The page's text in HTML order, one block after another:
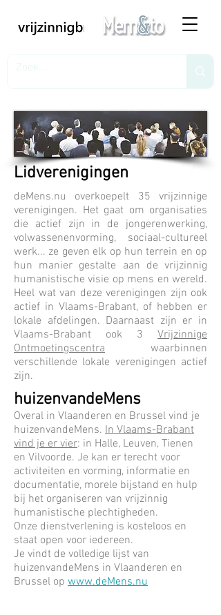
Lidverenigingen
deMens.nu overkoepelt 35 vrijzinnige
verenigingen. Het gaat om organisaties
die actief zijn in de jongerenwerking,
volwassenenvorming, sociaal-cultureel
werk... ze geven elk op hun terrein en op
hun manier gestalte aan de vrijzinnig
humanistische visie op mens en wereld.
Heel wat van deze verenigingen zijn ook
actief in Vlaams-Brabant, of hebben er
lokale afdelingen. Daarnaast zijn er in
Vlaams-Brabant ook 3 Vrijzinnige
Ontmoetingscentra waarbinnen
verschillende lokale verenigingen actief
zijn.
huizenvandeMens
Overal in Vlaanderen en Brussel vind je
huizenvandeMens. In Vlaams-Brabant
vind je er vier: in Halle, Leuven, Tienen
en Vilvoorde. Je kan er terecht voor
activiteiten en vorming, informatie en
documentatie, morele bijstand en hulp
bij het organiseren van vrijzinnig
humanistische plechtigheden.
Onze dienstverlening is kosteloos en
staat open voor iedereen.
Je vindt de volledige lijst van
huizenvandeMens in Vlaanderen en
Brussel op www.deMens.nu